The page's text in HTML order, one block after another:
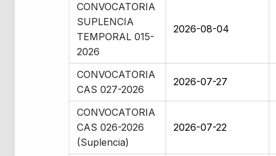
CONVOCATORIA
SUPLENCIA
TEMPORAL 015-
2026
2026-08-04
CONVOCATORIA
CAS 027-2026
2026-07-27
CONVOCATORIA
CAS 026-2026
(Suplencia)
2026-07-22